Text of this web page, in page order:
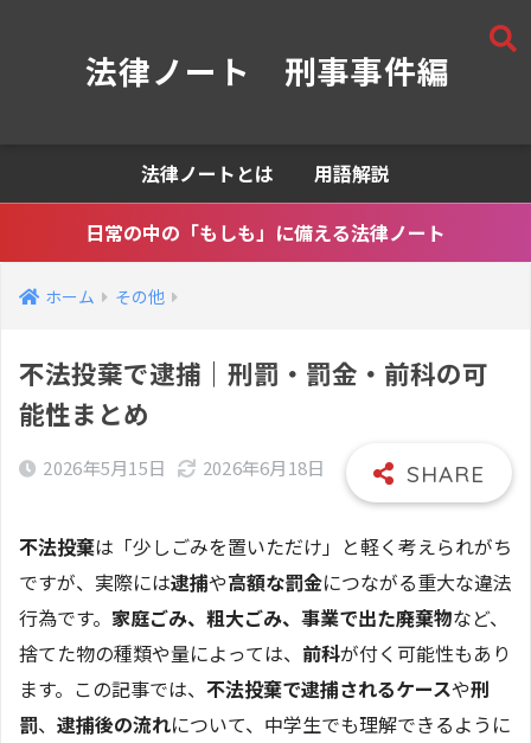
法律ノート 刑事事件編
法律ノートとは 用語解説
日常の中の「もしも」に備える法律ノート
ホーム その他
不法投棄で逮捕｜刑罰・罰金・前科の可
能性まとめ
2026年5月15日 2026年6月18日
不法投棄は「少しごみを置いただけ」と軽く考えられがち
ですが、実際には逮捕や高額な罰金につながる重大な違法
行為です。 家庭ごみ、粗大ごみ、事業で出た廃棄物など、
捨てた物の種類や量によっては、 前科が付く可能性もあり
ます。この記事では、 不法投棄で逮捕されるケースや刑
罰、 逮捕後の流れについて、中学生でも理解できるように